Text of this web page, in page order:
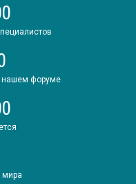
нашем форуме
мира